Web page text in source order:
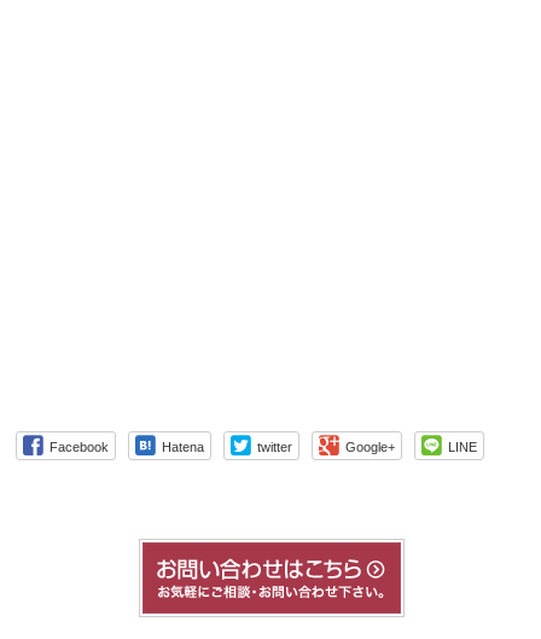
Facebook Hatena twitter Google+ LINE